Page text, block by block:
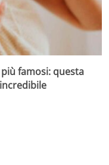
famosi: questa